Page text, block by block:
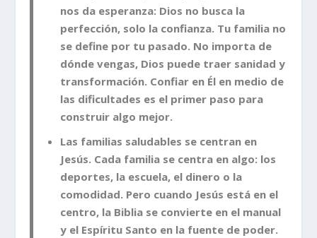
nos da esperanza: Dios no busca la
perfección, solo la confianza. Tu familia no
se define por tu pasado. No importa de
dónde vengas, Dios puede traer sanidad y
transformación. Confiar en Él en medio de
las dificultades es el primer paso para
construir algo mejor.
Las familias saludables se centran en
Jesús. Cada familia se centra en algo: los
deportes, la escuela, el dinero o la
comodidad. Pero cuando Jesús está en el
centro, la Biblia se convierte en el manual
y el Espíritu Santo en la fuente de poder.